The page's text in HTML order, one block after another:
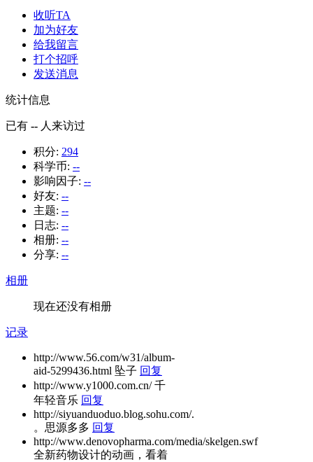
收听TA
加为好友
给我留言
打个招呼
发送消息
统计信息
已有 -- 人来访过
积分: 294
科学币: --
影响因子: --
好友: --
主题: --
日志: --
相册: --
分享: --
相册
现在还没有相册
记录
http://www.56.com/w31/album-
aid-5299436.html 坠子 回复
http://www.y1000.com.cn/ 千
年轻音乐 回复
http://siyuanduoduo.blog.sohu.com/.
。思源多多 回复
http://www.denovopharma.com/media/skelgen.swf
全新药物设计的动画，看着